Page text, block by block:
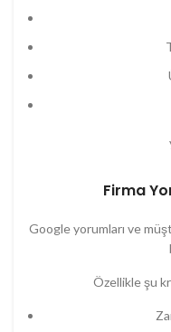
Firma
Google yorumları ve
Özellikle şu